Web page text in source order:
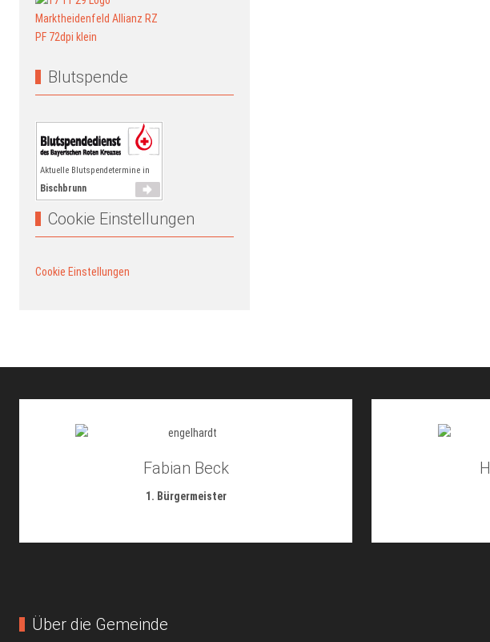
Blutspende
Aktuelle Blutspendetermine in
Bischbrunn
Cookie Einstellungen
Cookie Einstellungen
Fabian Beck
1. Bürgermeister
Über die Gemeinde